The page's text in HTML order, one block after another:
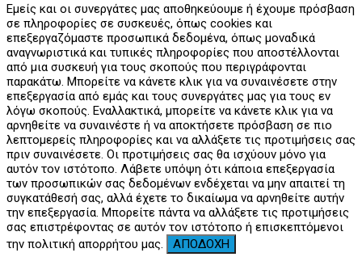
Εμείς και οι συνεργάτες μας αποθηκεύουμε ή έχουμε πρόσβαση
σε πληροφορίες σε συσκευές, όπως cookies και
επεξεργαζόμαστε προσωπικά δεδομένα, όπως μοναδικά
αναγνωριστικά και τυπικές πληροφορίες που αποστέλλονται
από μια συσκευή για τους σκοπούς που περιγράφονται
παρακάτω. Μπορείτε να κάνετε κλικ για να συναινέσετε στην
επεξεργασία από εμάς και τους συνεργάτες μας για τους εν
λόγω σκοπούς. Εναλλακτικά, μπορείτε να κάνετε κλικ για να
αρνηθείτε να συναινέστε ή να αποκτήσετε πρόσβαση σε πιο
λεπτομερείς πληροφορίες και να αλλάξετε τις προτιμήσεις σας
πριν συναινέσετε. Οι προτιμήσεις σας θα ισχύουν μόνο για
αυτόν τον ιστότοπο. Λάβετε υπόψη ότι κάποια επεξεργασία
των προσωπικών σας δεδομένων ενδέχεται να μην απαιτεί τη
συγκατάθεσή σας, αλλά έχετε το δικαίωμα να αρνηθείτε αυτήν
την επεξεργασία. Μπορείτε πάντα να αλλάξετε τις προτιμήσεις
σας επιστρέφοντας σε αυτόν τον ιστότοπο ή επισκεπτόμενοι
την πολιτική απορρήτου μας.
ΑΠΟΔΟΧΗ